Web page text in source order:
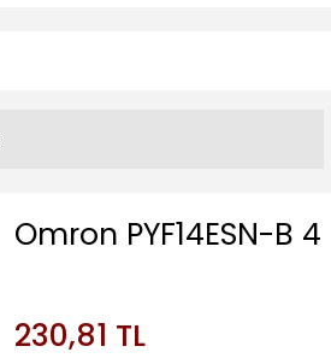
Omron PYF14ESN-B
230,81 TL